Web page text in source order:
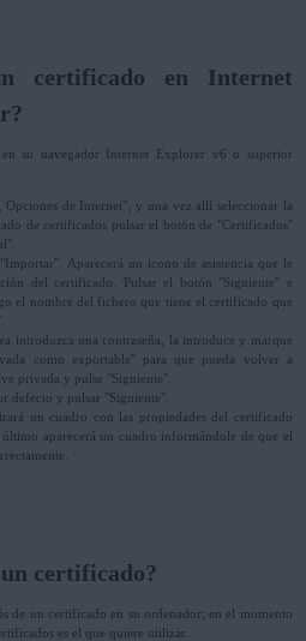
certificado en Internet
en su navegador Internet Explorer v6 o superior
Opciones de Internet", y una vez allí seleccionar la
de certificados pulsar el botón de "Certificados"
Aparecerá un icono de asistencia que le
del certificado. Pulsar el botón "Siguiente" e
el nombre del fichero que tiene el certificado que
introduzca una contraseña, la introduce y marque
como exportable" para que pueda volver a
privada y pulse "Siguiente".
defecto y pulsar "Siguiente".
un cuadro con las propiedades del certificado
aparecerá un cuadro informándole de que el
un certificado?
de un certificado en su ordenador; en el momento
es el que quiere utilizar.